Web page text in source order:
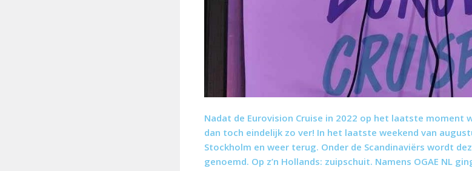
Nadat de Eurovision Cruise in 2022 op het laatste moment
dan toch eindelijk zo ver! In het laatste weekend van
Stockholm en weer terug. Onder de Scandinaviërs wordt
genoemd. Op z’n Hollands: zuipschuit. Namens OGAE NL